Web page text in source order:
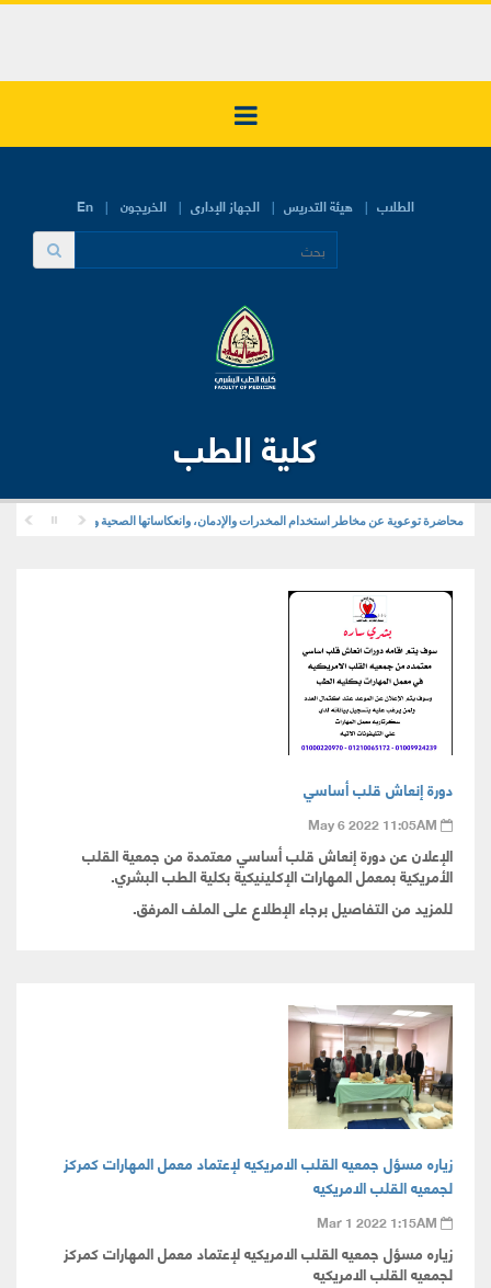
En الطلاب هيئة التدريس الجهاز الإدارى الخريجون
كلية الطب
محاضرة توعوية عن مخاطر استخدام المخدرات والإدمان، وانعكاساتها الصحية والنفسية والاجتماعية
دورة إنعاش قلب أساسي
May 6 2022 11:05AM
الإعلان عن دورة إنعاش قلب أساسي معتمدة من جمعية القلب
الأمريكية بمعمل المهارات الإكلينيكية بكلية الطب البشري.
للمزيد من التفاصيل برجاء الإطلاع على الملف المرفق.
زياره مسؤل جمعيه القلب الامريكيه لإعتماد معمل المهارات كمركز
لجمعيه القلب الامريكيه
Mar 1 2022 1:15AM
زياره مسؤل جمعيه القلب الامريكيه لإعتماد معمل المهارات كمركز
لجمعيه القلب الامريكيه